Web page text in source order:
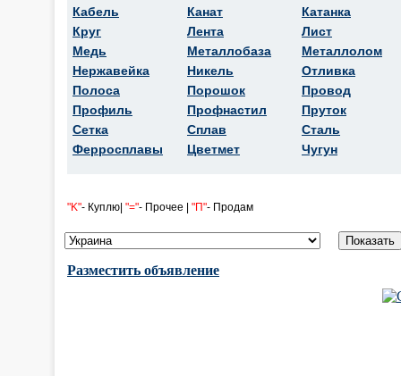
Кабель
Круг
Медь
Нержавейка
Полоса
Профиль
Сетка
Ферросплавы
Канат
Лента
Металлобаза
Никель
Порошок
Профнастил
Сплав
Цветмет
Катанка
Лист
Металлолом
Отливка
Провод
Пруток
Сталь
Чугун
"K"- Куплю| "="- Прочее | "П"- Продам
Разместить объявление